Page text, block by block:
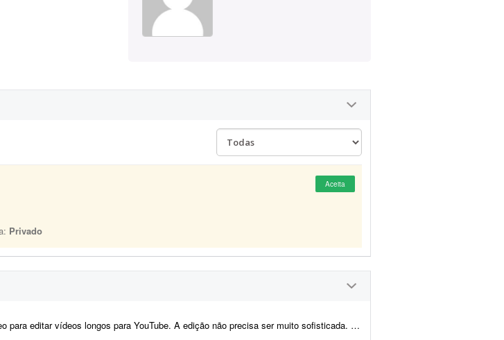
Aceita
Privado
vídeos longos para YouTube. A edição não precisa ser muito sofisticada. Procuro algo simples, dinâmico e ag...